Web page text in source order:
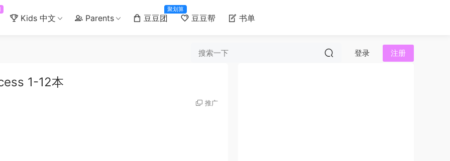
Kids 中文 Parents 豆豆团
聚划算
豆豆帮 书单
登录 注册
1-12本
推广